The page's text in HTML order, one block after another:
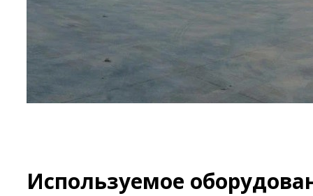
Используемое